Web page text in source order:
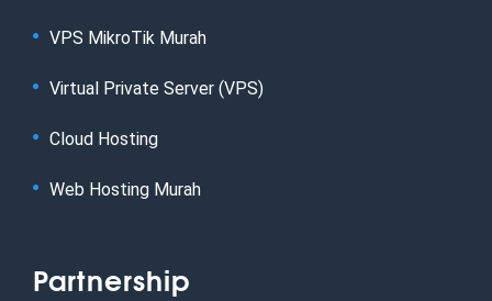
VPS MikroTik Murah
Virtual Private Server (VPS)
Cloud Hosting
Web Hosting Murah
Partnership